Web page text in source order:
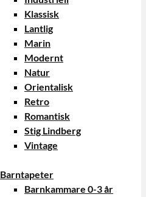
Klassisk
Lantlig
Marin
Modernt
Natur
Orientalisk
Retro
Romantisk
Stig Lindberg
Vintage
Barntapeter
Barnkammare 0-3 år